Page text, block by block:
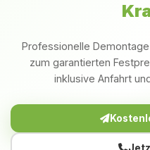
Professionelle
zum garantierten
inklusive Anfahrt